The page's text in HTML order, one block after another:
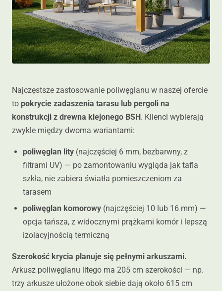
Najczęstsze zastosowanie poliwęglanu w naszej ofercie
to pokrycie zadaszenia tarasu lub pergoli na
konstrukcji z drewna klejonego BSH. Klienci wybierają
zwykle między dwoma wariantami:
poliwęglan lity (najczęściej 6 mm, bezbarwny, z
filtrami UV) — po zamontowaniu wygląda jak tafla
szkła, nie zabiera światła pomieszczeniom za
tarasem
poliwęglan komorowy (najczęściej 10 lub 16 mm) —
opcja tańsza, z widocznymi prążkami komór i lepszą
izolacyjnością termiczną
Szerokość krycia planuje się pełnymi arkuszami.
Arkusz poliwęglanu litego ma 205 cm szerokości — np.
trzy arkusze ułożone obok siebie dają około 615 cm